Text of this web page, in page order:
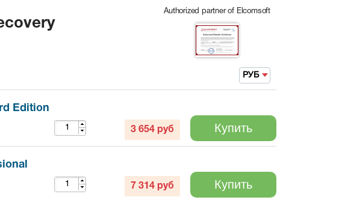
Authorized partner of Elcomsoft
РУБ
Edition
3 654 руб Купить
7 314 руб Купить